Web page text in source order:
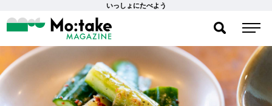
いっしょにたべよう